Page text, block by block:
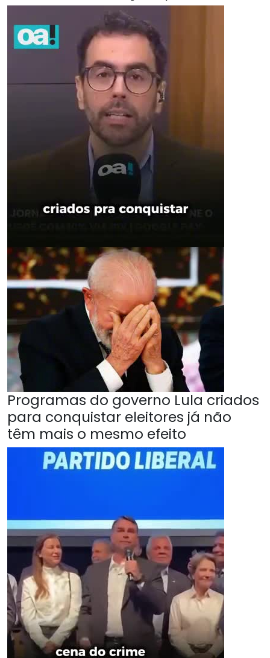
Programas do governo Lula criados
para conquistar eleitores já não
têm mais o mesmo efeito